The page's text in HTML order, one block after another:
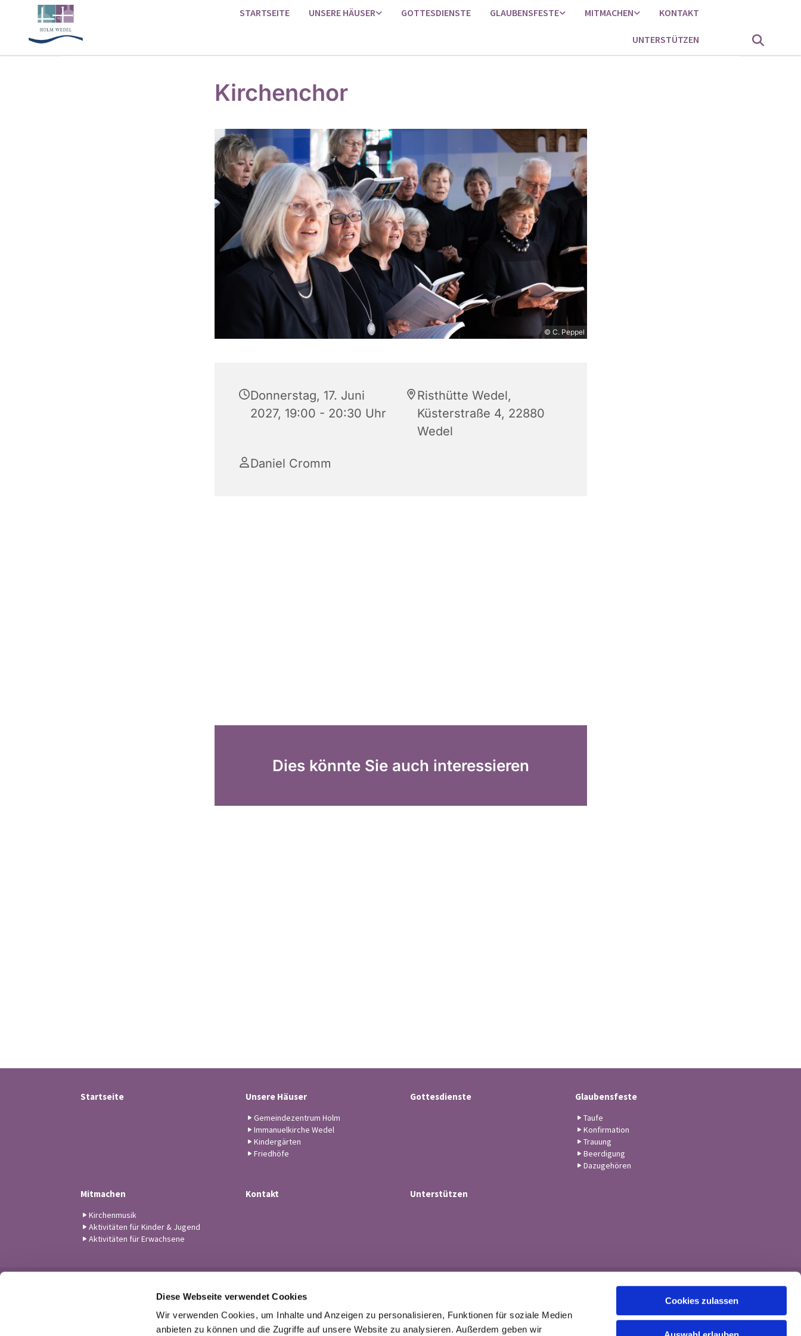
Diese Webseite verwendet Cookies
Wir verwenden Cookies, um Inhalte und Anzeigen zu personalisieren, Funktionen für soziale Medien
anbieten zu können und die Zugriffe auf unsere Website zu analysieren. Außerdem geben wir
Cookies zulassen
STARTSEITE UNSERE HÄUSER GOTTESDIENSTE GLAUBENSFESTE MITMACHEN KONTAKT
UNTERSTÜTZEN
Kirchenchor
© C. Peppel
Donnerstag, 17. Juni
2027, 19:00 - 20:30 Uhr
Risthütte Wedel,
Küsterstraße 4, 22880
Wedel
Daniel Cromm
Dies könnte Sie auch interessieren
Startseite Unsere Häuser
Gemeindezentrum Holm
Immanuelkirche Wedel
Kindergärten
Friedhöfe
Gottesdienste Glaubensfeste
Taufe
Konfirmation
Trauung
Beerdigung
Dazugehören
Mitmachen
Kirchenmusik
Aktivitäten für Kinder & Jugend
Aktivitäten für Erwachsene
Kontakt Unterstützen
 Tel. 04103-21 43
buero@kirchengemeindewedel.de